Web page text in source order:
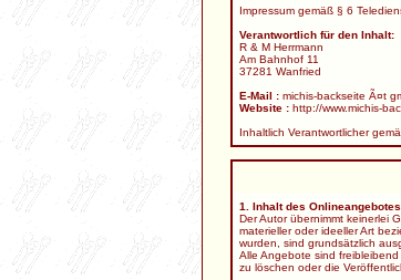
Impressum gemäß § 6
Verantwortlich für den Inhalt:
R & M Herrmann
Am Bahnhof 11
37281 Wanfried
E-Mail : michis-backseite Ã¤t
Website : http://www.michis-
Inhaltlich Verantwortlicher
1. Inhalt des Onlineangebotes
Der Autor übernimmt keinerlei
materieller oder ideeller Art
wurden, sind grundsätzlich
Alle Angebote sind
zu löschen oder die